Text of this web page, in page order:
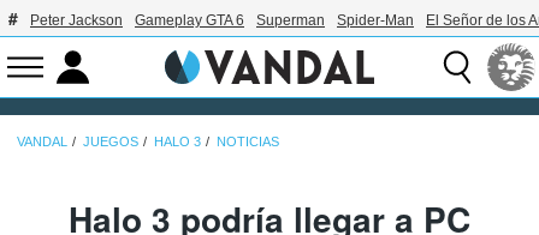
Peter Jackson Gameplay GTA 6 Superman Spider-Man El Señor de los
VANDAL JUEGOS HALO 3 NOTICIAS
Halo 3 podría llegar a PC